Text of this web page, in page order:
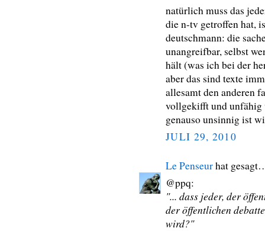
natürlich muss das
die n-tv getroffen hat,
deutschmann: die
unangreifbar, selbst
hält (was ich bei der
aber das sind texte
allesamt den anderen
vollgekifft und unfähig
genauso unsinnig ist
JULI 29, 2010
Le Penseurhat
@ppq:
"... dass jeder, der
der öffentlichen
wird?"